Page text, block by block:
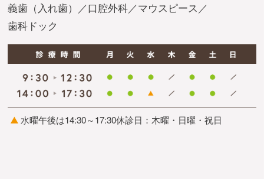
義歯（入れ歯）
口腔外科
マウスピース
歯科ドック
水曜午後は14:30～17:30休診日：木曜・日曜・祝日